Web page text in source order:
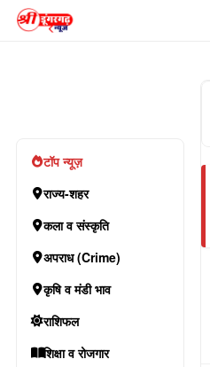
टॉप न्यूज़
राज्य-शहर
कला व संस्कृति
अपराध (Crime)
कृषि व मंडी भाव
राशिफल
शिक्षा व रोजगार